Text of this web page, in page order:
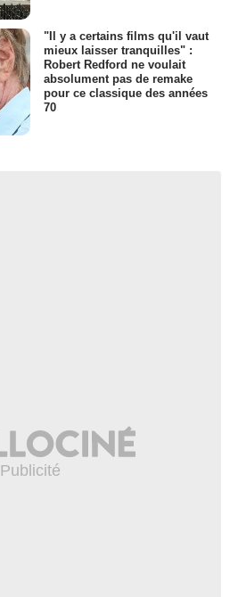
"Il y a certains films qu'il vaut
mieux laisser tranquilles" :
Robert Redford ne voulait
absolument pas de remake
pour ce classique des années
70